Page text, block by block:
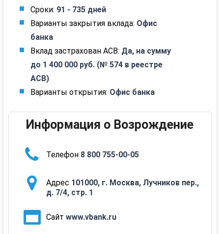
Сроки: 91 - 735 дней
Варианты закрытия вклада: Офис
банка
Вклад застрахован АСВ: Да, на сумму
до 1 400 000 руб. (№ 574 в реестре
АСВ)
Варианты открытия: Офис банка
Информация о Возрождение
Телефон 8 800 755-00-05
Адрес 101000, г. Москва, Лучников пер.,
д. 7/4, стр. 1
Сайт www.vbank.ru